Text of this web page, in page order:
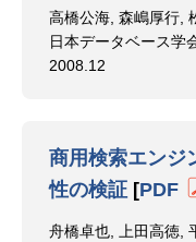
高橋公海, 森嶋厚行,
日本データベース学
2008.12
商用検索エンジ
性の検証 [PDF
舟橋卓也, 上田高徳,